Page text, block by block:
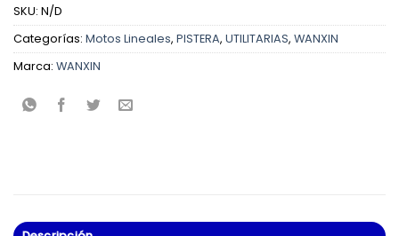
SKU: N/D
Categorías: Motos Lineales, PISTERA, UTILITARIAS, WANXIN
Marca: WANXIN